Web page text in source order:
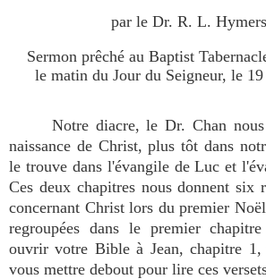
par le Dr. R. L.
Sermon prêché au Baptist
le matin du Jour du Seigneur, le
Notre diacre, le Dr. Chan
naissance de Christ, plus tôt dans
le trouve dans l'évangile de Luc et
Ces deux chapitres nous donnent six
concernant Christ lors du premier
regroupées dans le premier
ouvrir votre Bible à Jean, chapitre
vous mettre debout pour lire ces